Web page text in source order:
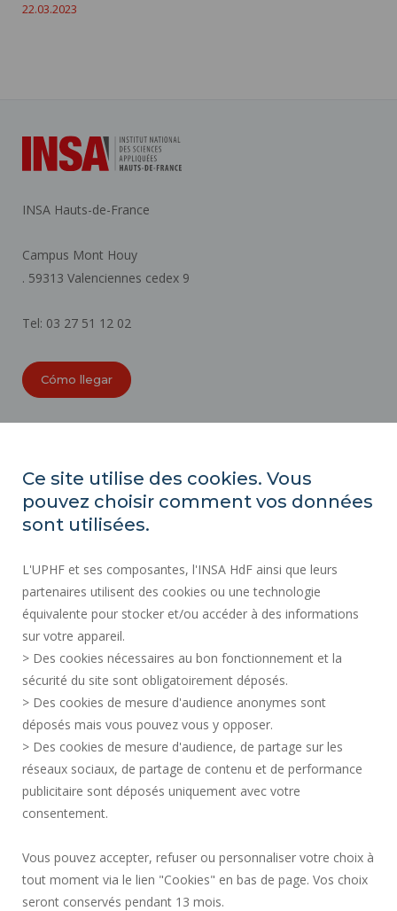
22.03.2023
INSA Hauts-de-France
Campus Mont Houy
. 59313 Valenciennes cedex 9
Tel: 03 27 51 12 02
Cómo llegar
ÍNDICE DE IGUALDAD PROFESIONAL
MAPA DEL SITIO
DATOS PERSONALES
CONTRATACIÓN PÚBLICA
INFORMACIÓN LEGAL
CONTRATACIÓN
CRÉDITOS
SALA DE PRENSA
SERVICIOS PÚBLICOS +
CONTACTOS
GESTIÓN DE COOKIES
¡Únete a nosotros!
Ce site utilise des cookies. Vous
pouvez choisir comment vos données
sont utilisées.
L'UPHF et ses composantes, l'INSA HdF ainsi que leurs
partenaires utilisent des cookies ou une technologie
équivalente pour stocker et/ou accéder à des informations
sur votre appareil.
> Des cookies nécessaires au bon fonctionnement et la
sécurité du site sont obligatoirement déposés.
> Des cookies de mesure d'audience anonymes sont
déposés mais vous pouvez vous y opposer.
> Des cookies de mesure d'audience, de partage sur les
réseaux sociaux, de partage de contenu et de performance
publicitaire sont déposés uniquement avec votre
consentement.
Vous pouvez accepter, refuser ou personnaliser votre choix à
tout moment via le lien "Cookies" en bas de page. Vos choix
seront conservés pendant 13 mois.